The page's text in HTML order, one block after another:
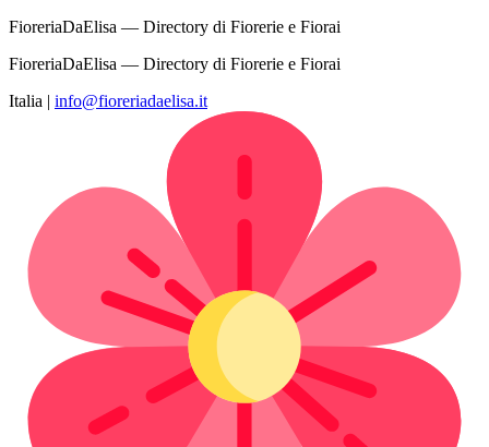
FioreriaDaElisa — Directory di Fiorerie e Fiorai
FioreriaDaElisa — Directory di Fiorerie e Fiorai
Italia | info@fioreriadaelisa.it